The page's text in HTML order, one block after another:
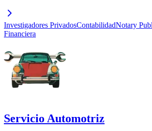
Investigadores PrivadosContabilidadNotary
Financiera
Servicio Automotriz